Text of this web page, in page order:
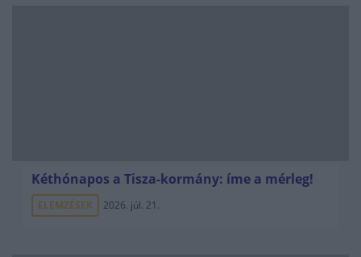
Kéthónapos a Tisza-kormány: íme a mérleg!
ELEMZÉSEK 2026. júl. 21.